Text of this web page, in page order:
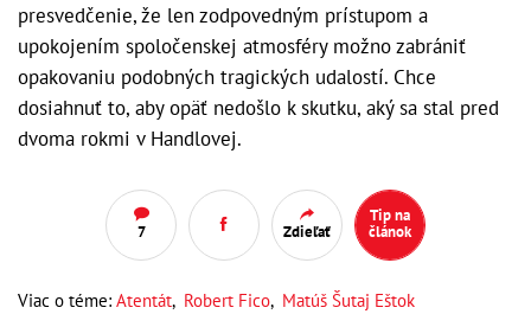
presvedčenie, že len zodpovedným prístupom a
upokojením spoločenskej atmosféry možno zabrániť
opakovaniu podobných tragických udalostí. Chce
dosiahnuť to, aby opäť nedošlo k skutku, aký sa stal pred
dvoma rokmi v Handlovej.
7 Zdieľať
Tip na
článok
Viac o téme: Atentát, Robert Fico, Matúš Šutaj Eštok